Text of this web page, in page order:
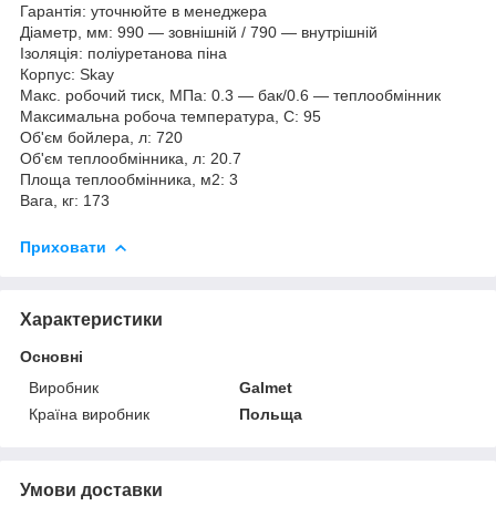
Гарантія: уточнюйте в менеджера
Діаметр, мм: 990 — зовнішній / 790 — внутрішній
Ізоляція: поліуретанова піна
Корпус: Skay
Макс. робочий тиск, МПа: 0.3 — бак/0.6 — теплообмінник
Максимальна робоча температура, С: 95
Об'єм бойлера, л: 720
Об'єм теплообмінника, л: 20.7
Площа теплообмінника, м2: 3
Вага, кг: 173
Приховати
Характеристики
Основні
Виробник
Galmet
Країна виробник
Польща
Умови доставки